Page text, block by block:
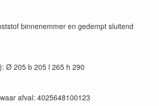
binnenemmer en gedempt sluitend
Ø 205 b 205 l 265 h 290
afval: 4025648100123